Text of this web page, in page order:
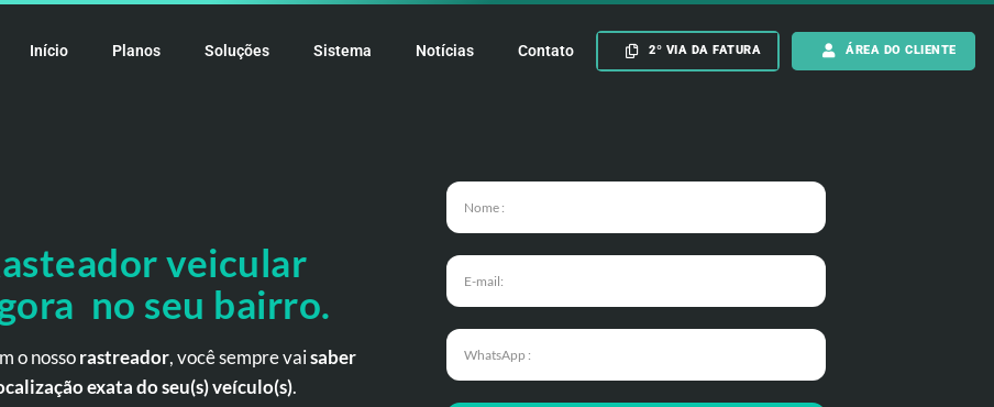
Início Planos Soluções Sistema Notícias Contato 2º VIA DA FATURA ÁREA DO CLIENTE
veicular
no seu bairro.
o nossorastreador, você sempre vaisaber
exata do seu(s) veículo(s).